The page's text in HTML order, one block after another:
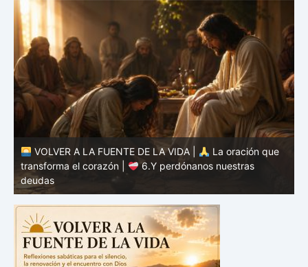
VOLVER A LA FUENTE DE LA VIDA |
La oración que
transforma el corazón |
5.Danos hoy nuestro pan de
cada día